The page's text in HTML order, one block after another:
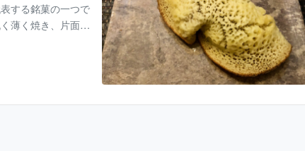
する銘菓の一つで
薄く焼き、片面に
レープ」といわれ
。 「むらすず
香堂」が考案
市や岡山市を中